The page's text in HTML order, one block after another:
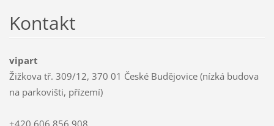
Kontakt
vipart
Žižkova tř. 309/12, 370 01 České Budějovice (nízká budova
na parkovišti, přízemí)
+420 606 856 908